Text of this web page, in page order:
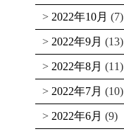
2022年10月 (7)
2022年9月 (13)
2022年8月 (11)
2022年7月 (10)
2022年6月 (9)